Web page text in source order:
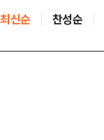
최신순 찬성순